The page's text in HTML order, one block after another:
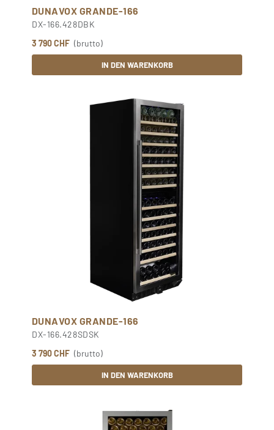
DUNAVOX GRANDE-166
DX-166.428DBK
3 790 CHF (brutto)
IN DEN WARENKORB
DUNAVOX GRANDE-166
DX-166.428SDSK
3 790 CHF (brutto)
IN DEN WARENKORB